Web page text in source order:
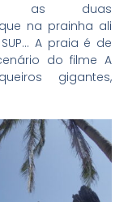
as duas
na prainha ali
A praia é de
do filme A
gigantes,